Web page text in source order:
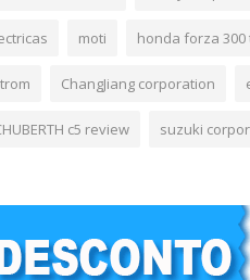
moti honda forza
ChangJiang corporation
c5 review suzuki